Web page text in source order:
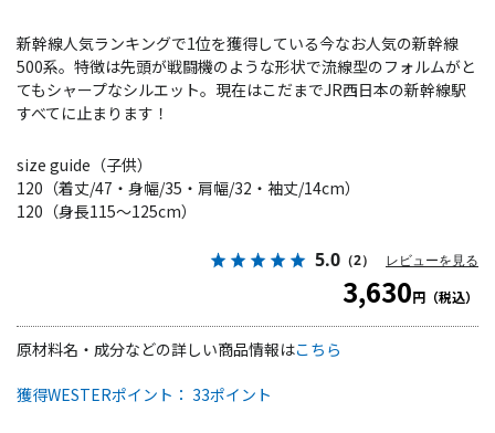
新幹線人気ランキングで1位を獲得している今なお人気の新幹線
500系。特徴は先頭が戦闘機のような形状で流線型のフォルムがと
てもシャープなシルエット。現在はこだまでJR西日本の新幹線駅
すべてに止まります！
size guide（子供）
120（着丈/47・身幅/35・肩幅/32・袖丈/14cm）
120（身長115～125cm）
5.0 （2） レビューを見る
3,630円（税込）
獲得WESTERポイント： 33ポイント
原材料名・成分などの詳しい商品情報はこちら